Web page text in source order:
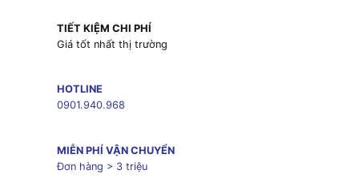
TIẾT KIỆM CHI PHÍ
Giá tốt nhất thị trường
HOTLINE
0901.940.968
MIỄN PHÍ VẬN CHUYỂN
Đơn hàng > 3 triệu